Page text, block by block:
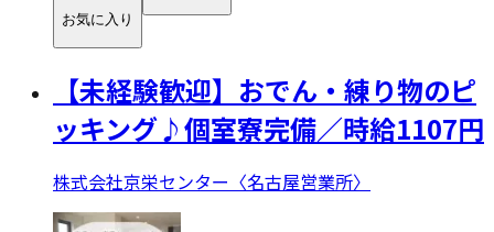
お気に入り
【未経験歓迎】おでん・練り物のピ
ッキング♪個室寮完備／時給1107円
株式会社京栄センター〈名古屋営業所〉